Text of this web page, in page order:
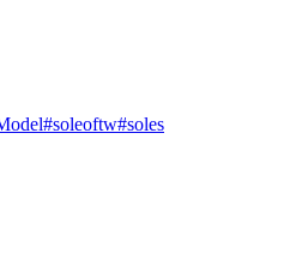
#soleoftw#soles